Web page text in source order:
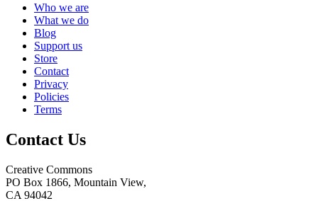
Who we are
What we do
Blog
Support us
Store
Contact
Privacy
Policies
Terms
Contact Us
Creative Commons
PO Box 1866, Mountain View,
CA 94042